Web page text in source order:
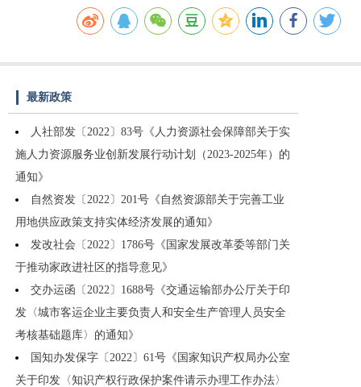
最新政策
人社部发〔2022〕83号《人力资源社会保障部关于实
施人力资源服务业创新发展行动计划（2023-2025年）的
通知》
自然资发〔2022〕201号《自然资源部关于完善工业
用地供应政策支持实体经济发展的通知》
发改社会〔2022〕1786号《国家发展改革委等部门关
于推动家政进社区的指导意见》
交办运函〔2022〕1688号《交通运输部办公厅关于印
发〈城市客运企业主要负责人和安全生产管理人员安全
考核基础题库〉的通知》
国知办发保字〔2022〕61号《国家知识产权局办公室
关于印发〈知识产权行政保护案件请示办理工作办法〉